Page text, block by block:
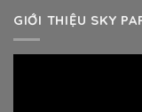
GIỚI THIỆU SKY